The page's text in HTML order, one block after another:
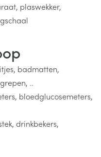
plaswekker,
badmatten,
..
bloedglucosemeters,
drinkbekers,